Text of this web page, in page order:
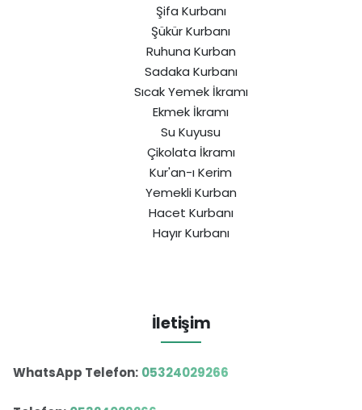
Şifa Kurbanı
Şükür Kurbanı
Ruhuna Kurban
Sadaka Kurbanı
Sıcak Yemek İkramı
Ekmek İkramı
Su Kuyusu
Çikolata İkramı
Kur'an-ı Kerim
Yemekli Kurban
Hacet Kurbanı
Hayır Kurbanı
İletişim
WhatsApp Telefon: 05324029266